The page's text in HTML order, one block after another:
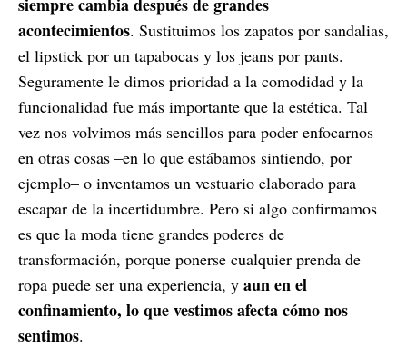
acontecimientos. Sustituimos los zapatos por sandalias,
el lipstick por un tapabocas y los jeans por pants.
Seguramente le dimos prioridad a la comodidad y la
funcionalidad fue más importante que la estética. Tal
vez nos volvimos más sencillos para poder enfocarnos
en otras cosas –en lo que estábamos sintiendo, por
ejemplo– o inventamos un vestuario elaborado para
escapar de la incertidumbre. Pero si algo confirmamos
es que la moda tiene grandes poderes de
transformación, porque ponerse cualquier prenda de
ropa puede ser una experiencia, y aun en el
confinamiento, lo que vestimos afecta cómo nos
sentimos.